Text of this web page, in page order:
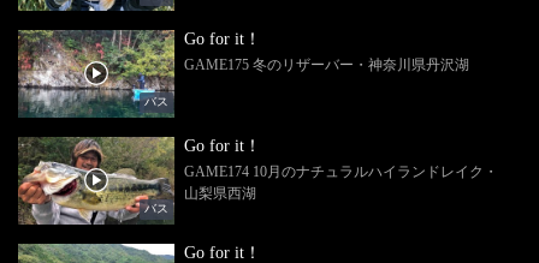
バス
Go for it！
GAME175 冬のリザーバー・神奈川県丹沢湖
バス
Go for it！
GAME174 10月のナチュラルハイランドレイク・
山梨県西湖
Go for it！